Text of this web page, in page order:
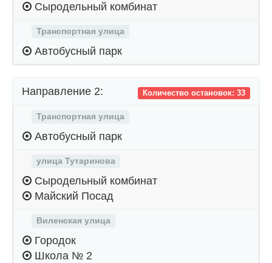
Сыродельный комбинат
Транспортная улица
Автобусный парк
Количество остановок: 33
Направление 2:
Транспортная улица
Автобусный парк
улица Тутаринова
Сыродельный комбинат
Майский Посад
Виленская улица
Городок
Школа № 2